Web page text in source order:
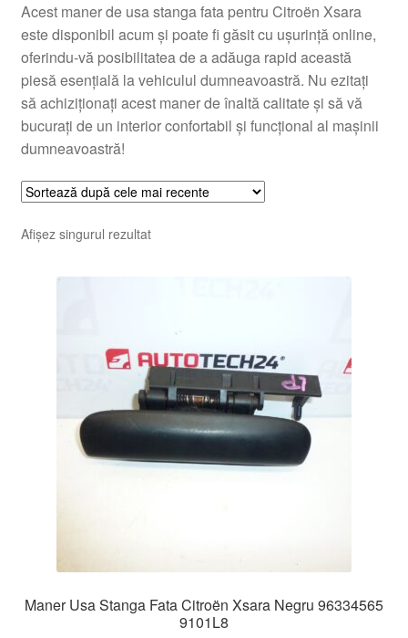
Procedura de reclamație
Termeni si conditii
Acest maner de usa stanga fata pentru Citroën Xsara
este disponibil acum și poate fi găsit cu ușurință online,
oferindu-vă posibilitatea de a adăuga rapid această
piesă esențială la vehiculul dumneavoastră. Nu ezitați
să achiziționați acest maner de înaltă calitate și să vă
bucurați de un interior confortabil și funcțional al mașinii
dumneavoastră!
Afișez singurul rezultat
Maner Usa Stanga Fata Citroën Xsara Negru 96334565
9101L8